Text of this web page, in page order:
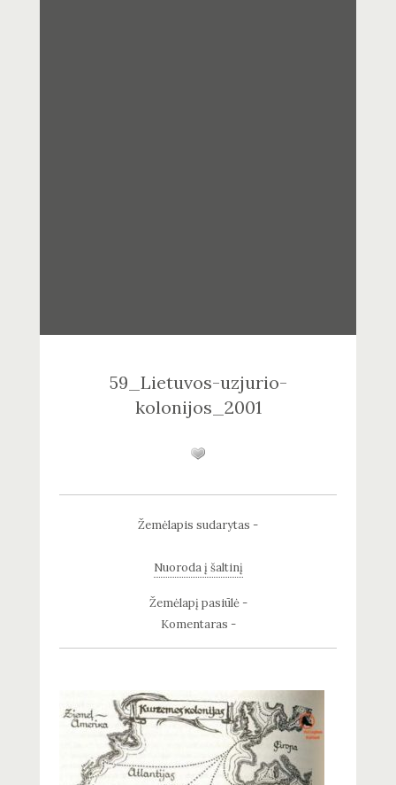
59_Lietuvos-uzjurio-
kolonijos_2001
Žemėlapis sudarytas -
Nuoroda į šaltinį
Žemėlapį pasiūlė -
Komentaras -